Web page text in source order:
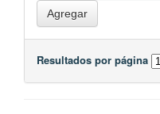
Resultados por página